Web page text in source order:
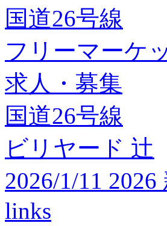
国道26号線
フリーマーケ
求人・募集
国道26号線
ビリヤード 辻
2026/1/11
links